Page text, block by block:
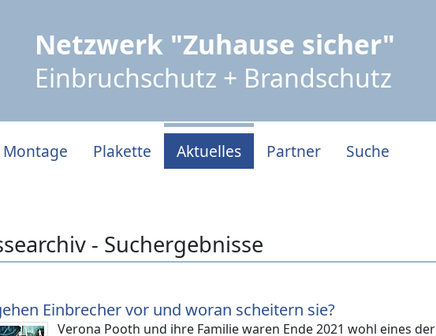
Netzwerk "Zuhause sicher"
Einbruchschutz + Brandschutz
Plakette Aktuelles Partner Suche
- Suchergebnisse
Einbrecher vor und woran scheitern sie?
Verona Pooth und ihre Familie waren Ende 2021 wohl eines der